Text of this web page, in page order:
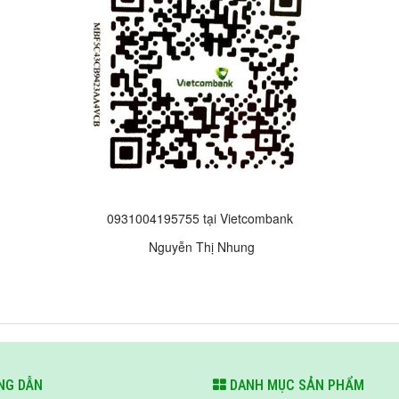
0931004195755 tại Vietcombank
Nguyễn Thị Nhung
DẪN DANH MỤC SẢN PHẨM